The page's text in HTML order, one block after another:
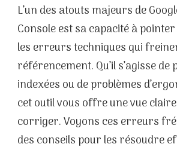
L’un des atouts majeurs de
Console est sa capacité à
les erreurs techniques qui
référencement. Qu’il s’agisse de
indexées ou de problèmes
cet outil vous offre une vue
corriger. Voyons ces erreurs
des conseils pour les résoudre